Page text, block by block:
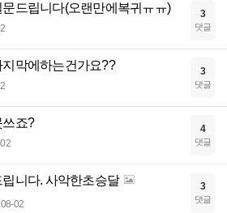
드립니다(오랜만에복귀ㅠㅠ) 3
댓글
막에하는건가요?? 3
댓글
쓰죠? 4
댓글
니다. 사악한초승달
08-02
3
댓글